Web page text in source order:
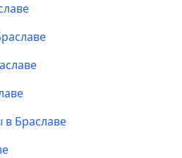
Браславе